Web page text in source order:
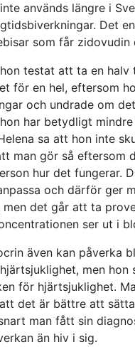
används längre i
Det
som får zidovudin
testat att ta en halv
för en hel, eftersom
och undrade om
har betydligt
sa att hon inte
man gör så eftersom
hur det fungerar.
och därför ger
det går att ta
ser ut i
även kan påverka
men hon
för hjärtsjuklighet.
det är bättre att
man fått sin
än hiv i sig.